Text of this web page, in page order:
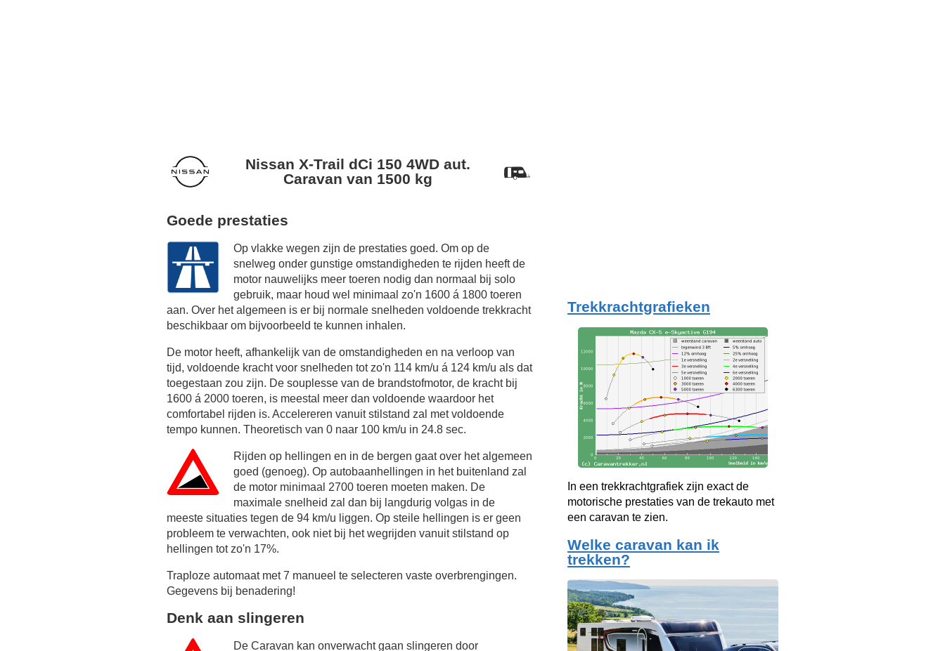
Nissan X-Trail dCi 150 4WD aut.
Caravan van 1500 kg
Goede prestaties
Op vlakke wegen zijn de prestaties goed. Om op de
snelweg onder gunstige omstandigheden te rijden heeft de
motor nauwelijks meer toeren nodig dan normaal bij solo
gebruik, maar houd wel minimaal zo'n 1600 á 1800 toeren
aan. Over het algemeen is er bij normale snelheden voldoende trekkracht
beschikbaar om bijvoorbeeld te kunnen inhalen.
De motor heeft, afhankelijk van de omstandigheden en na verloop van
tijd, voldoende kracht voor snelheden tot zo'n 114 km/u á 124 km/u als dat
toegestaan zou zijn. De souplesse van de brandstofmotor, de kracht bij
1600 á 2000 toeren, is meestal meer dan voldoende waardoor het
comfortabel rijden is. Accelereren vanuit stilstand zal met voldoende
tempo kunnen. Theoretisch van 0 naar 100 km/u in 24.8 sec.
Rijden op hellingen en in de bergen gaat over het algemeen
goed (genoeg). Op autobaanhellingen in het buitenland zal
de motor minimaal 2700 toeren moeten maken. De
maximale snelheid zal dan bij langdurig volgas in de
meeste situaties tegen de 94 km/u liggen. Op steile hellingen is er geen
probleem te verwachten, ook niet bij het wegrijden vanuit stilstand op
hellingen tot zo'n 17%.
Traploze automaat met 7 manueel te selecteren vaste overbrengingen.
Gegevens bij benadering!
Denk aan slingeren
De Caravan kan onverwacht gaan slingeren door
Trekkrachtgrafieken
In een trekkrachtgrafiek zijn exact de
motorische prestaties van de trekauto met
een caravan te zien.
Welke caravan kan ik
trekken?